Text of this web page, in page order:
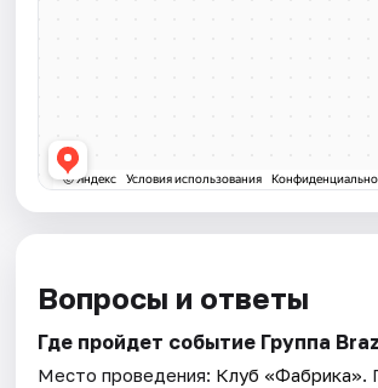
Вопросы и ответы
Где пройдет событие Группа
Место проведения: Клуб «Фабрика».